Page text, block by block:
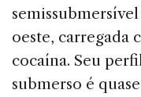
oeste, carregada
cocaína. Seu
submerso é